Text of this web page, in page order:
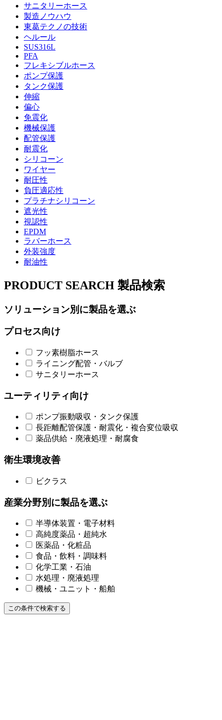
サニタリーホース
製造ノウハウ
東葛テクノの技術
ヘルール
SUS316L
PFA
フレキシブルホース
ポンプ保護
タンク保護
伸縮
偏心
免震化
機械保護
配管保護
耐震化
シリコーン
ワイヤー
耐圧性
負圧適応性
プラチナシリコーン
遮光性
視認性
EPDM
ラバーホース
外装強度
耐油性
PRODUCT SEARCH 製品検索
ソリューション別に製品を選ぶ
プロセス向け
フッ素樹脂ホース
ライニング配管・バルブ
サニタリーホース
ユーティリティ向け
ポンプ振動吸収・タンク保護
長距離配管保護・耐震化・複合変位吸収
薬品供給・廃液処理・耐腐食
衛生環境改善
ビクラス
産業分野別に製品を選ぶ
半導体装置・電子材料
高純度薬品・超純水
医薬品・化粧品
食品・飲料・調味料
化学工業・石油
水処理・廃液処理
機械・ユニット・船舶
この条件で検索する